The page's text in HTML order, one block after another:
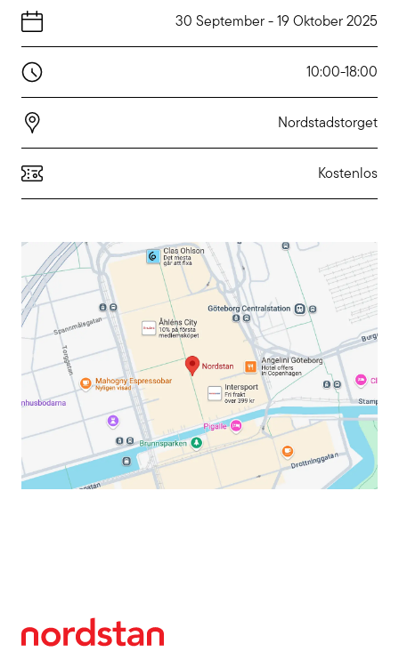
30 September-19 Oktober 2025
10:00-18:00
Nordstadstorget
Kostenlos